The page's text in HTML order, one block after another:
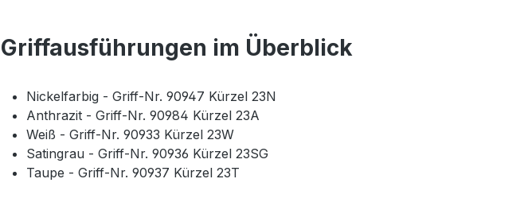
Griffausführungen im Überblick
Nickelfarbig - Griff-Nr. 90947 Kürzel 23N
Anthrazit - Griff-Nr. 90984 Kürzel 23A
Weiß - Griff-Nr. 90933 Kürzel 23W
Satingrau - Griff-Nr. 90936 Kürzel 23SG
Taupe - Griff-Nr. 90937 Kürzel 23T